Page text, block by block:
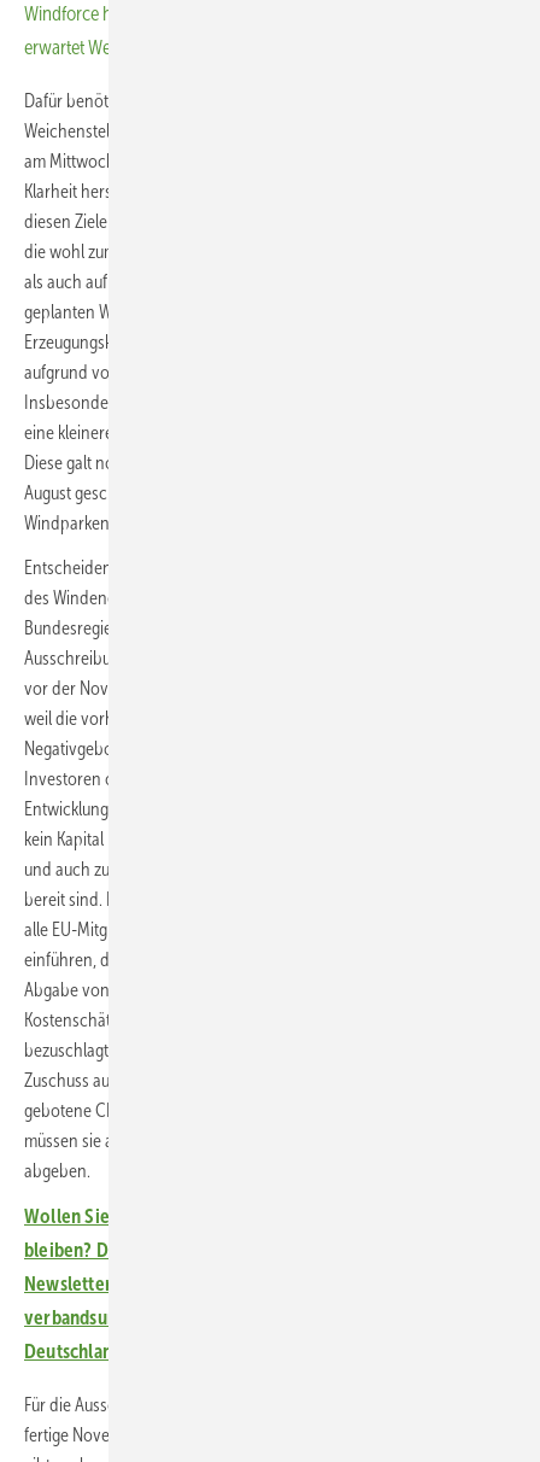
Windforce hakt 2024-Tief als Jahr falscher Auktionsregeln ab und
erwartet Wende
Dafür benötige es nun allerdings mehrere entscheidende
Weichenstellungen, deutete Assheuer in seiner Eröffnungsansprache
am Mittwoch an, zu denen die Politik aus Berlin bislang noch keine
Klarheit herstellte. So müsse Deutschland einen realistischen Weg zu
diesen Zielen finden, sagte der WAB-Führende – mit Blick sowohl auf
die wohl zumindest bis 2030 nicht mehr erreichbaren Zubauvolumen,
als auch auf die in der deutschen äußeren Seezone sehr dicht
geplanten Windturbinenerrichtungen, die solch großen
Erzeugungskapazitäten die Effizienz der Windstromerzeugung
aufgrund von zu viel Windschatten zwischen den Parks opfert.
Insbesondere müsse die Bundesregierung aber nun schnell noch
eine kleinere Offshore-Windkraft-Ausschreibung für 2026 zusagen.
Diese galt noch zu Ende 2025 als zugesagt und soll die im vorigen
August gescheiterte Ausschreibung von 2,5 GW auf zwei
Windparkentwicklungsflächen nachholen.
Entscheidend dafür werde sein, sagte Assheuer, dass die Novellierung
des Windenergie-auf-See-Gesetzes (WindSeeG) wie zuletzt von der
Bundesregierung verspätet zugesagt noch 2026 erfolge, aber eine
Ausschreibung mit einer eigenen geänderten Wettbewerbsregel noch
vor der Novellierung stattfinde. Die Reform des WindSeeG steht an,
weil die vorherigen Ausschreibungen mit sogenannten
Negativgeboten zuletzt an komplett ausbleibenden Geboten von
Investoren oder Projektierern scheiterten, die für das
Entwicklungsrecht eines Windparks anders als noch 2023 und 2024
kein Kapital mehr ohne gesicherte Mindestvergütung einsetzen wollen
und auch zu keinen Zahlungen für dieses Entwicklungsrecht mehr
bereit sind. Die Novelle wird ein von der Europäischen Union (EU) für
alle EU-Mitgliedsstaaten vorgegebenes Differenzvertragssystem (CFD)
einführen, das die Projektierenden in den Ausschreibungen zur
Abgabe von Vergütungsforderungen auf Basis realistischer Projekt-
Kostenschätzungen zwingt. Die im künftigen CFD-System
bezuschlagten Projekte erhalten dann einen ausgleichenden
Zuschuss auf im freien Stromhandel erzielte Preise, die tiefer als der
gebotene CFD-Preis sind. Sind die Stromhandelspreise aber höher,
müssen sie alle Einnahmen oberhalb des bezuschlagten CFD-Preises
abgeben.
Wollen Sie über die Energiewende auf dem Laufenden
bleiben? Dann abonnieren Sie einfach den kostenlosen
Newsletter von ERNEUERBARE ENERGIEN – dem größten
verbandsunabhängigen Magazin für erneuerbare Energien in
Deutschland!
Für die Ausschreibung von 2,5 GW brauche es nicht notwendig eine
fertige Novellierung des WindSeeG und die Einführung des CFD: „Es